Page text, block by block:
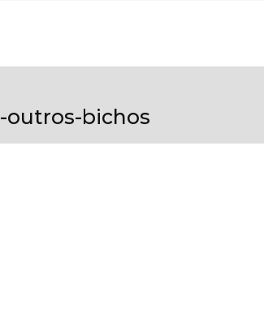
outros-bichos